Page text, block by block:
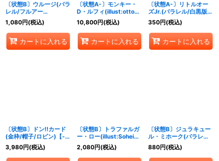
〔状態B〕ウルージ(パラ
レル/フルアー
ト/illust:HISASHI
HUJIWARA)【R/P】
{OP07-021}
1,080円(税込)
カートに入れる
〔状態A-〕モンキー・
D・ルフィ(illust:otton)
【P】{P-080}
10,800円(税込)
カートに入れる
〔状態A-〕リトルオー
ズJr.(パラレル/白黒版)
【C/P】{ST22-013}
350円(税込)
カートに入れる
〔状態B〕ドン!!カード
(金枠/帽子/ロビン)【-】
{-}
3,980円(税込)
〔状態B〕トラファルガ
ー・ロー(illust:Sohei
Koji)【UC】{OP12-
106}
2,080円(税込)
〔状態B〕ジュラキュー
ル・ミホーク(パラレ
ル/illust:lack)【SR/P】
{OP12-030}
880円(税込)